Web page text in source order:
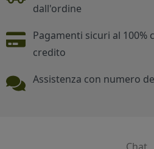
dall'ordine
Pagamenti sicuri al 100%
credito
Assistenza con numero